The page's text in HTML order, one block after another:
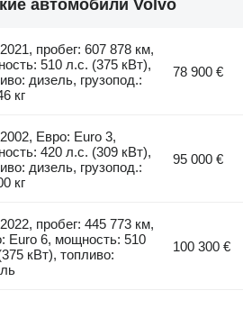
автомобили Volvo
пробег: 607 878 км,
510 л.с. (375 кВт),
дизель, грузопод.:
кг
78 900 €
Евро: Euro 3,
420 л.с. (309 кВт),
дизель, грузопод.:
кг
95 000 €
пробег: 445 773 км,
Euro 6, мощность: 510
кВт), топливо:
100 300 €